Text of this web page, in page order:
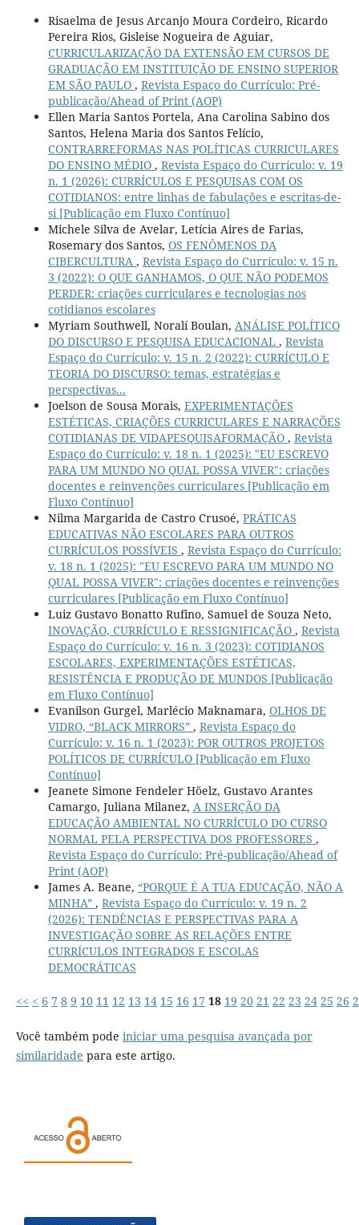
Risaelma de Jesus Arcanjo Moura Cordeiro, Ricardo
Pereira Rios, Gisleise Nogueira de Aguiar,
CURRICULARIZAÇÃO DA EXTENSÃO EM CURSOS DE
GRADUAÇÃO EM INSTITUIÇÃO DE ENSINO SUPERIOR
EM SÃO PAULO , Revista Espaço do Currículo: Pré-
publicação/Ahead of Print (AOP)
Ellen Maria Santos Portela, Ana Carolina Sabino dos
Santos, Helena Maria dos Santos Felício,
CONTRARREFORMAS NAS POLÍTICAS CURRICULARES
DO ENSINO MÉDIO , Revista Espaço do Currículo: v. 19
n. 1 (2026): CURRÍCULOS E PESQUISAS COM OS
COTIDIANOS: entre linhas de fabulações e escritas-de-
si [Publicação em Fluxo Contínuo]
Michele Silva de Avelar, Letícia Aires de Farias,
Rosemary dos Santos, OS FENÔMENOS DA
CIBERCULTURA , Revista Espaço do Currículo: v. 15 n.
3 (2022): O QUE GANHAMOS, O QUE NÃO PODEMOS
PERDER: criações curriculares e tecnologias nos
cotidianos escolares
Myriam Southwell, Noralí Boulan, ANÁLISE POLÍTICO
DO DISCURSO E PESQUISA EDUCACIONAL , Revista
Espaço do Currículo: v. 15 n. 2 (2022): CURRÍCULO E
TEORIA DO DISCURSO: temas, estratégias e
perspectivas...
Joelson de Sousa Morais, EXPERIMENTAÇÕES
ESTÉTICAS, CRIAÇÕES CURRICULARES E NARRAÇÕES
COTIDIANAS DE VIDAPESQUISAFORMAÇÃO , Revista
Espaço do Currículo: v. 18 n. 1 (2025): "EU ESCREVO
PARA UM MUNDO NO QUAL POSSA VIVER": criações
docentes e reinvenções curriculares [Publicação em
Fluxo Contínuo]
Nilma Margarida de Castro Crusoé, PRÁTICAS
EDUCATIVAS NÃO ESCOLARES PARA OUTROS
CURRÍCULOS POSSÍVEIS , Revista Espaço do Currículo:
v. 18 n. 1 (2025): "EU ESCREVO PARA UM MUNDO NO
QUAL POSSA VIVER": criações docentes e reinvenções
curriculares [Publicação em Fluxo Contínuo]
Luiz Gustavo Bonatto Rufino, Samuel de Souza Neto,
INOVAÇÃO, CURRÍCULO E RESSIGNIFICAÇÃO , Revista
Espaço do Currículo: v. 16 n. 3 (2023): COTIDIANOS
ESCOLARES, EXPERIMENTAÇÕES ESTÉTICAS,
RESISTÊNCIA E PRODUÇÃO DE MUNDOS [Publicação
em Fluxo Contínuo]
Evanilson Gurgel, Marlécio Maknamara, OLHOS DE
VIDRO, “BLACK MIRRORS” , Revista Espaço do
Currículo: v. 16 n. 1 (2023): POR OUTROS PROJETOS
POLÍTICOS DE CURRÍCULO [Publicação em Fluxo
Contínuo]
Jeanete Simone Fendeler Höelz, Gustavo Arantes
Camargo, Juliana Milanez, A INSERÇÃO DA
EDUCAÇÃO AMBIENTAL NO CURRÍCULO DO CURSO
NORMAL PELA PERSPECTIVA DOS PROFESSORES ,
Revista Espaço do Currículo: Pré-publicação/Ahead of
Print (AOP)
James A. Beane, “PORQUE É A TUA EDUCAÇÃO, NÃO A
MINHA” , Revista Espaço do Currículo: v. 19 n. 2
(2026): TENDÊNCIAS E PERSPECTIVAS PARA A
INVESTIGAÇÃO SOBRE AS RELAÇÕES ENTRE
CURRÍCULOS INTEGRADOS E ESCOLAS
DEMOCRÁTICAS
<< < 6 7 8 9 10 11 12 13 14 15 16 17 18 19 20 21 22 23 24 25 26
Você também pode iniciar uma pesquisa avançada por
similaridade para este artigo.